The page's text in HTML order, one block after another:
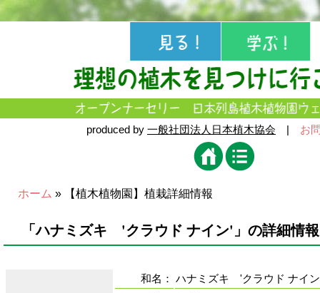
produced by 一般社団法人日本植木協会 | お
ホーム » 【植木植物園】植栽詳細情報
「ハナミズキ 'クラウド ナイン'」の詳細情報
和名： ハナミズキ 'クラウド ナイ